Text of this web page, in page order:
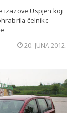
izazove Uspjeh koji
čelnike
20. JUNA 2012.